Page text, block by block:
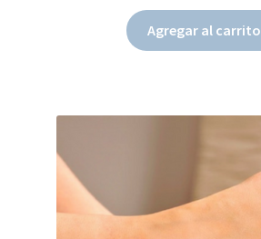
Agregar al carrito